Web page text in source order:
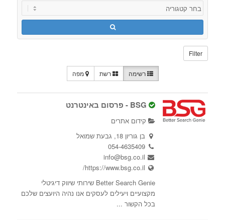
Filter
רשימה רשת מפה
BSG - פרסום באינטרנט
קידום אתרים
בן גוריון 18, גבעת שמואל
054-4635409
info@bsg.co.il
https://www.bsg.co.il/
Better Search Genie שירותי שיווק דיגיטלי
מקצועיים ויעילים לעסקים אנו נהיה היועצים שלכם
בכל הקשור ...